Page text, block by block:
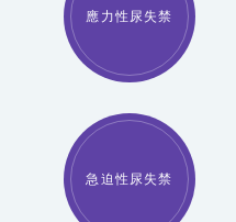
應力性尿失禁
急迫性尿失禁